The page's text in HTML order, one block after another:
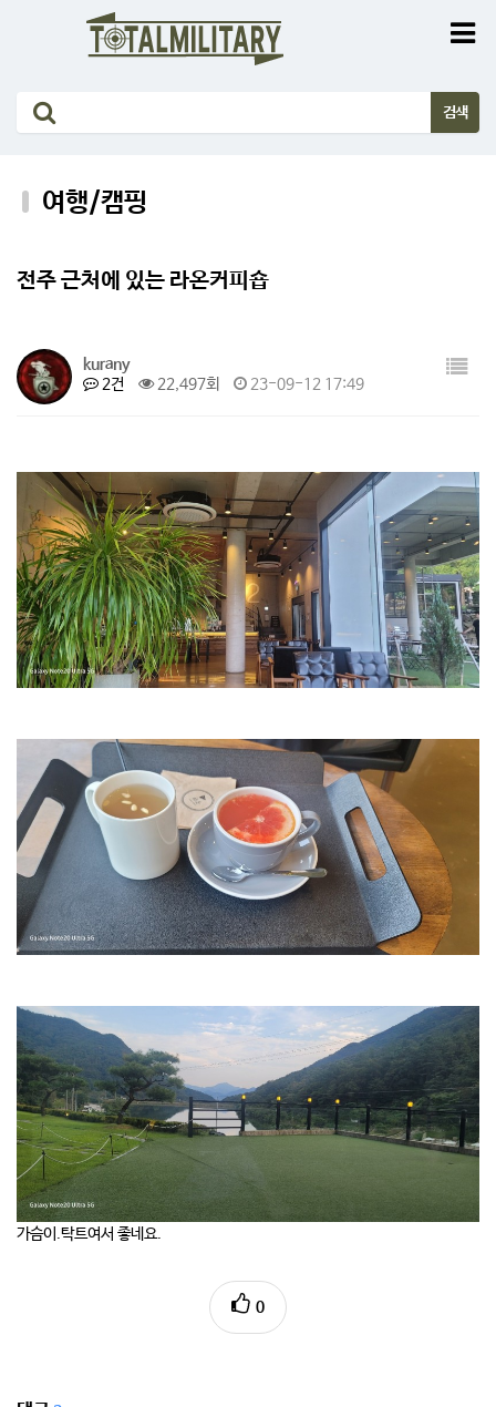
여행/캠핑
전주 근처에 있는 라온커피숍
kurany
2건
22,497회 23-09-12 17:49
가슴이.탁트여서 좋네요.
0